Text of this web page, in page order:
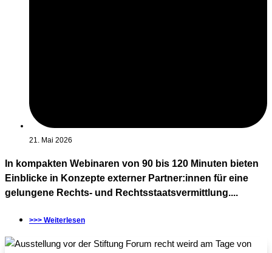
21. Mai 2026
In kompakten Webinaren von 90 bis 120 Minuten bieten
Einblicke in Konzepte externer Partner:innen für eine
gelungene Rechts- und Rechtsstaatsvermittlung....
>>> Weiterlesen